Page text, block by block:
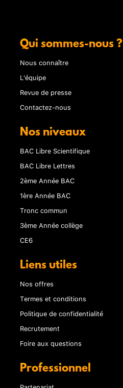
Qui sommes-nous ?
Nous connaître
L'équipe
Revue de presse
Contactez-nous
Nos niveaux
BAC Libre Scientifique
BAC Libre Lettres
2ème Année BAC
1ère Année BAC
Tronc commun
3ème Année collège
CE6
Liens utiles
Nos offres
Termes et conditions
Politique de confidentialité
Recrutement
Foire aux questions
Professionnel